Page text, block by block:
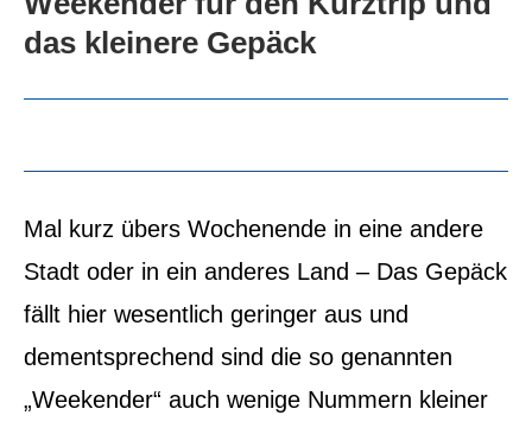
das kleinere Gepäck
Mal kurz übers Wochenende in eine andere
Stadt oder in ein anderes Land – Das Gepäck
fällt hier wesentlich geringer aus und
dementsprechend sind die so genannten
„Weekender“ auch wenige Nummern kleiner